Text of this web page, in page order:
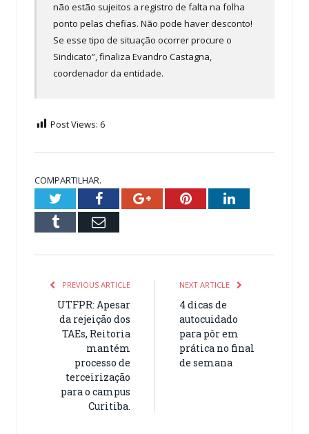
não estão sujeitos a registro de falta na folha
ponto pelas chefias. Não pode haver desconto!
Se esse tipo de situação ocorrer procure o
Sindicato”, finaliza Evandro Castagna,
coordenador da entidade.
Post Views: 6
COMPARTILHAR.
TwitterFacebookGoogle+PinterestLinkedIn
Tumblr Email
PREVIOUS ARTICLE
UTFPR: Apesar
da rejeição dos
TAEs, Reitoria
mantém
processo de
terceirização
para o campus
Curitiba.
NEXT ARTICLE
4 dicas de
autocuidado
para pôr em
prática no final
de semana